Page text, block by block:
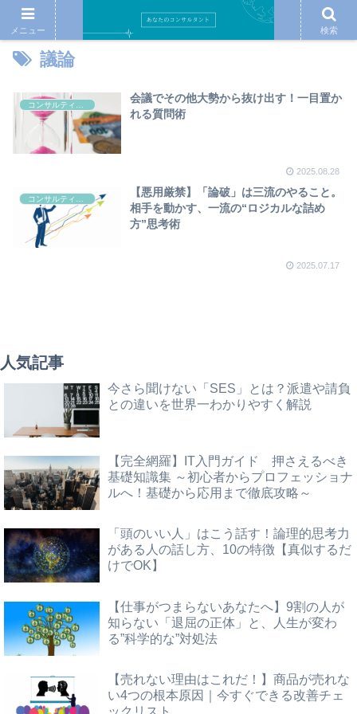
議論
会議でその他大勢から抜け出す！一目置か
れる質問術
2025.08.28
【悪用厳禁】「論破」は三流のやること。
相手を動かす、一流の“ロジカルな詰め
方”思考術
2025.07.17
人気記事
今さら聞けない「SES」とは？派遣や請負
との違いを世界一わかりやすく解説
【完全網羅】IT入門ガイド 押さえるべき
基礎知識集 ～初心者からプロフェッショナ
ルへ！基礎から応用まで徹底攻略～
「頭のいい人」はこう話す！論理的思考力
がある人の話し方、10の特徴【真似するだ
けでOK】
【仕事がつまらないあなたへ】9割の人が
知らない「退屈の正体」と、人生が変わ
る”科学的な”対処法
【売れない理由はこれだ！】商品が売れな
い4つの根本原因｜今すぐできる改善チェ
ックリスト
メニュー 検索